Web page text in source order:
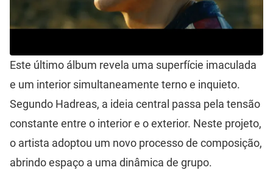
Este último álbum revela uma superfície imaculada
e um interior simultaneamente terno e inquieto.
Segundo Hadreas, a ideia central passa pela tensão
constante entre o interior e o exterior. Neste projeto,
o artista adoptou um novo processo de composição,
abrindo espaço a uma dinâmica de grupo.